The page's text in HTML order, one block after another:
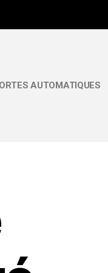
AUTOMATIQUES